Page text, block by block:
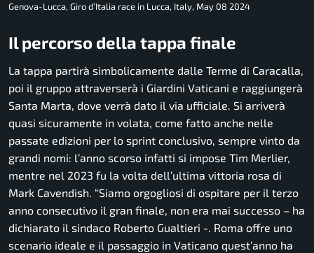
Genova-Lucca, Giro d’Italia race in Lucca, Italy, May 08 2024
Il percorso della tappa finale
La tappa partirà simbolicamente dalle Terme di Caracalla,
poi il gruppo attraverserà i Giardini Vaticani e raggiungerà
Santa Marta, dove verrà dato il via ufficiale. Si arriverà
quasi sicuramente in volata, come fatto anche nelle
passate edizioni per lo sprint conclusivo, sempre vinto da
grandi nomi: l’anno scorso infatti si impose Tim Merlier,
mentre nel 2023 fu la volta dell’ultima vittoria rosa di
Mark Cavendish. “Siamo orgogliosi di ospitare per il terzo
anno consecutivo il gran finale, non era mai successo – ha
dichiarato il sindaco Roberto Gualtieri -. Roma offre uno
scenario ideale e il passaggio in Vaticano quest’anno ha